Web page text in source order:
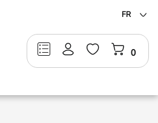
FR
0